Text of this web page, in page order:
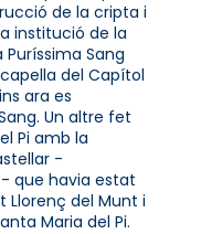
de la cripta i
institució de la
Puríssima Sang
del Capítol
ara es
Un altre fet
Pi amb la
-
que havia estat
Llorenç del Munt i
Maria del Pi.